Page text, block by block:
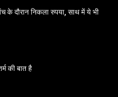
के दौरान निकला रुपया, साथ में ये भी
की बात है